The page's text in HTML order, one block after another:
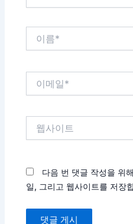
다음 번 댓글 작성을 위
일, 그리고 웹사이트를 저장